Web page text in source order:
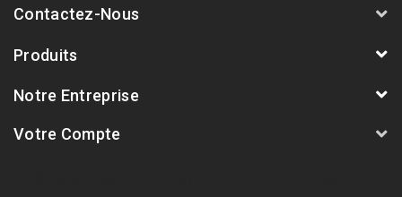
Contactez-Nous
Produits
Notre Entreprise
Votre Compte